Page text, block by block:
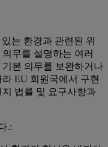
는 환경과 관련된 위
무를 설명하는 여러
본 의무를 보완하거나
EU 회원국에서 구현
법률 및 요구사항과
.: